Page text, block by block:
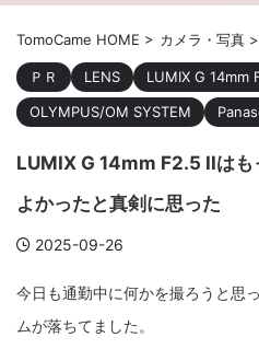
カテゴリー
アーカイブ
タグクラウド
Canon craft EM5II
fujifilm game
TomoCame HOME > カメラ・写真 >
ＰＲ LENS
LUMIX G 14mm
OLYMPUS/OM SYSTEM
LUMIX G 14mm F2.5 IIはも
よかったと真剣に思った
2025-09-26
今日も通勤中に何かを撮ろうと思
ムが落ちてました。